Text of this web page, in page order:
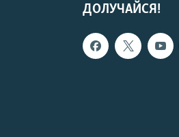
ДОЛУЧАЙСЯ!